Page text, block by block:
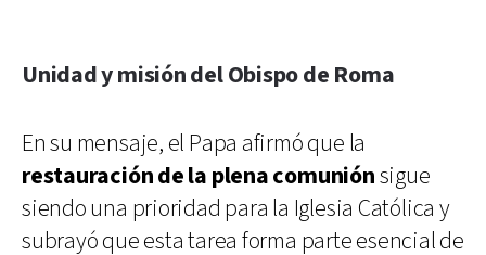
Unidad y misión del Obispo de Roma
En su mensaje, el Papa afirmó que la
restauración de la plena comuniónsigue
siendo una prioridad para la Iglesia Católica y
subrayó que esta tarea forma parte esencial de